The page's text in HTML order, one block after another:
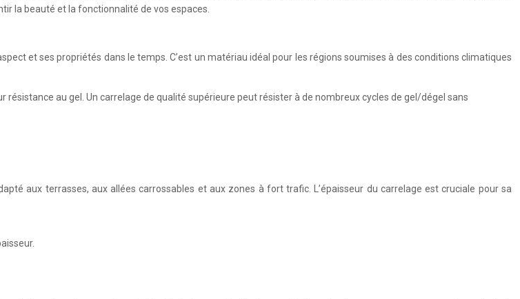
la beauté et la fonctionnalité de vos espaces.
et ses propriétés dans le temps. C’est un matériau idéal pour les régions soumises à des conditions climatiques
résistance au gel. Un carrelage de qualité supérieure peut résister à de nombreux cycles de gel/dégel sans
aux terrasses, aux allées carrossables et aux zones à fort trafic. L’épaisseur du carrelage est cruciale pour sa